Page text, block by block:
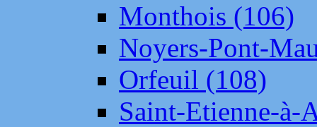
Monthois (106)
Noyers-Pont-
Orfeuil (108)
Saint-Etienne-à-